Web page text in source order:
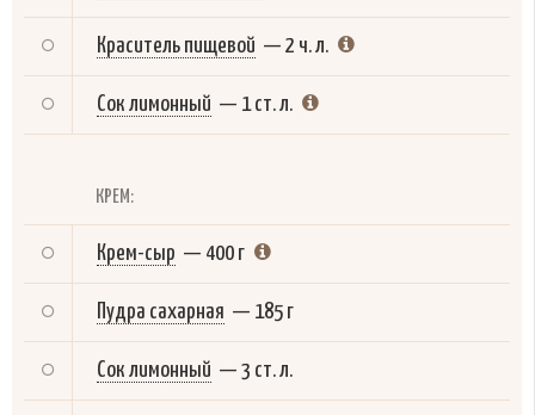
Краситель пищевой — 2 ч. л.
Сок лимонный — 1 ст. л.
КРЕМ:
Крем-сыр — 400 г
Пудра сахарная — 185 г
Сок лимонный — 3 ст. л.